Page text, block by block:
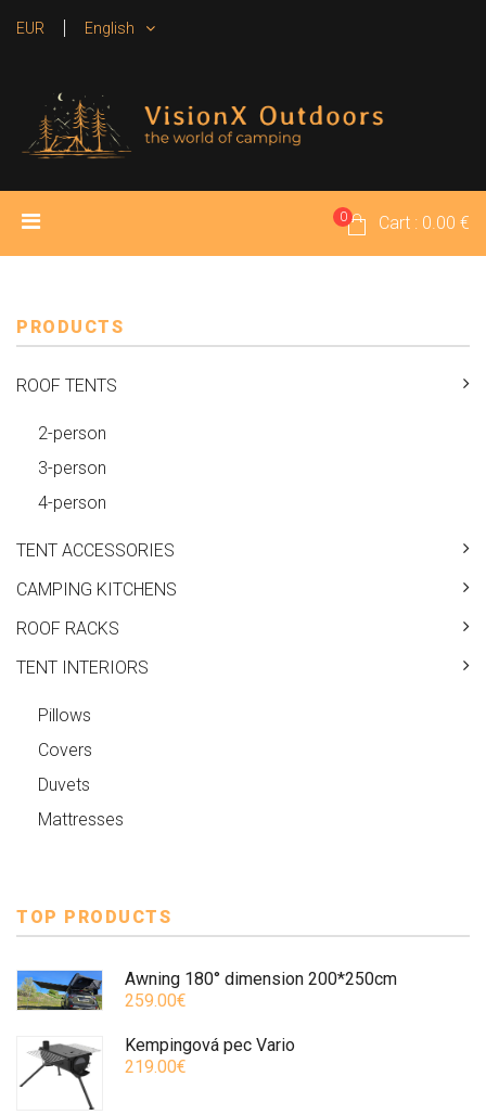
EUR English
HOME 0 Cart : 0.00 €
PRODUCTS
ROOF TENTS
2-person
3-person
4-person
TENT ACCESSORIES
CAMPING KITCHENS
ROOF RACKS
TENT INTERIORS
Pillows
Covers
Duvets
Mattresses
TOP PRODUCTS
Awning 180° dimension 200*250cm
259.00€
Kempingová pec Vario
219.00€